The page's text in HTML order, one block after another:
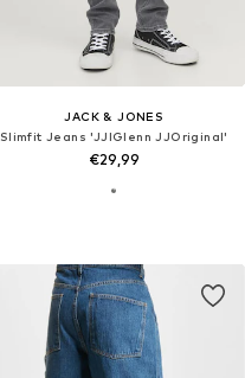
JACK & JONES
Slimfit Jeans 'JJIGlenn JJOriginal'
€29,99